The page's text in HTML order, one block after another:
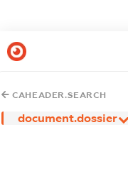
CAHEADER.SEARCH
document.dossier